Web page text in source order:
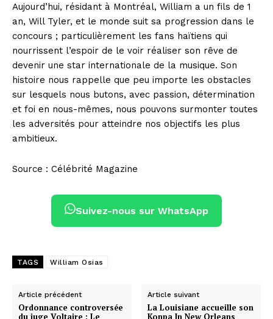
Aujourd’hui, résidant à Montréal, William a un fils de 1
an, Will Tyler, et le monde suit sa progression dans le
concours ; particulièrement les fans haïtiens qui
nourrissent l’espoir de le voir réaliser son rêve de
devenir une star internationale de la musique. Son
histoire nous rappelle que peu importe les obstacles
sur lesquels nous butons, avec passion, détermination
et foi en nous-mêmes, nous pouvons surmonter toutes
les adversités pour atteindre nos objectifs les plus
ambitieux.
Source : Célébrité Magazine
Suivez-nous sur WhatsApp
TAGS William Osias
Article précédent
Ordonnance controversée
du juge Voltaire : Le
Article suivant
La Louisiane accueille son
Konpa In New Orleans